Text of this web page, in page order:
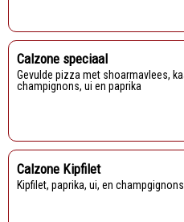
Calzone speciaal
Gevulde pizza met shoarmavlees, kaas, ham, salami, spek,
champignons, ui en paprika
Calzone Kipfilet
Kipfilet, paprika, ui, en champgignons